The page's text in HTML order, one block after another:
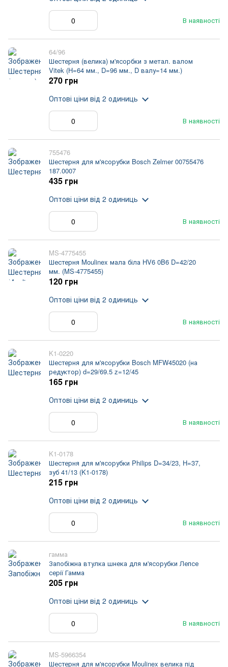
В наявності
64/96
Шестерня (велика) м'ясорбки з метал. валом
Vitek (H=64 мм., D=96 мм., D валу=14 мм.)
В наявності
270 грн
Оптові ціни від 2 одиниць
755476
Шестерня для м'ясорубки Bosch Zelmer 00755476
187.0007
В наявності
435 грн
Оптові ціни від 2 одиниць
MS-4775455
Шестерня Moulinex мала біла HV6 0B6 D=42/20
мм. (MS-4775455)
В наявності
120 грн
Оптові ціни від 2 одиниць
K1-0220
Шестерня для м'ясорубки Bosch MFW45020 (на
редуктор) d=29/69.5 z=12/45
В наявності
165 грн
Оптові ціни від 2 одиниць
K1-0178
Шестерня для м'ясорубки Philips D=34/23, H=37,
зуб 41/13 (K1-0178)
В наявності
215 грн
Оптові ціни від 2 одиниць
гамма
Запобіжна втулка шнека для м'ясорубки Лепсе
серії Гамма
В наявності
205 грн
Оптові ціни від 2 одиниць
MS-5966354
Шестерня для м'ясорубки Moulinex велика під